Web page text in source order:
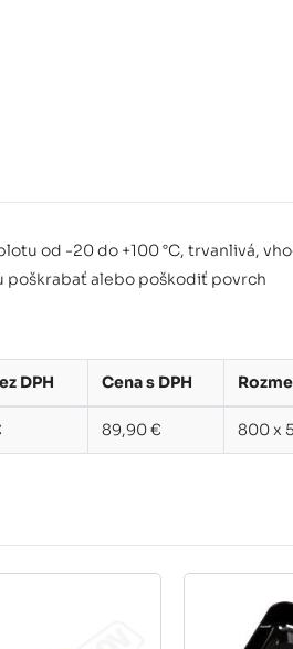
od -20 do +100 °C, trvanlivá,
poškrabať alebo poškodiť povrch
DPH Cena s DPH
89,90 € 800 x